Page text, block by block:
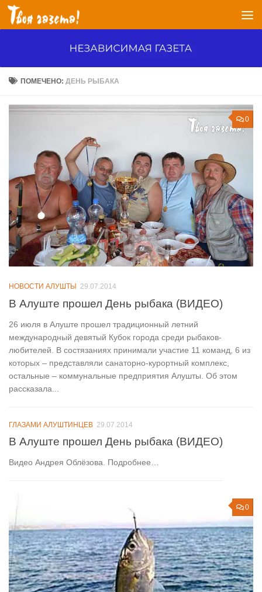
Перейти к содержимому
ПОМЕЧЕНО:ДЕНЬ РЫБАКА
0
НОВОСТИ АЛУШТЫ 29.07.2014
В Алуште прошел День рыбака (ВИДЕО)
26 июля в Алуште прошел традиционный летний
международный девятый Кубок города среди рыбаков-
любителей. В состязаниях принимали участие 11 команд, 6 из
которых – представляли санаторно-курортный комплекс,
остальные – коммунальные предприятия Алушты. Об этом
рассказала...
ГЛАЗАМИ АЛУШТИНЦЕВ 29.07.2014
В Алуште прошел День рыбака (ВИДЕО)
Видео Андрея Облёзова. Подробнее…
0